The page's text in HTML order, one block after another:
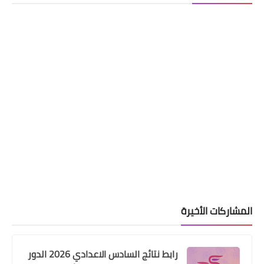
المشاركات الأخيرة
رابط نتائج السادس الاعدادي 2026 الدور